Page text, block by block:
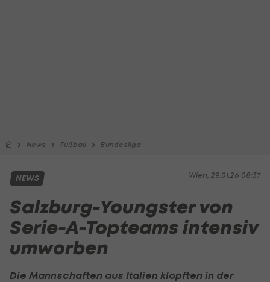
News Fußball Bundesliga
Wien, 29.01.26 08:37
NEWS
Salzburg-Youngster von
Serie-A-Topteams intensiv
umworben
Die Mannschaften aus Italien klopften in der